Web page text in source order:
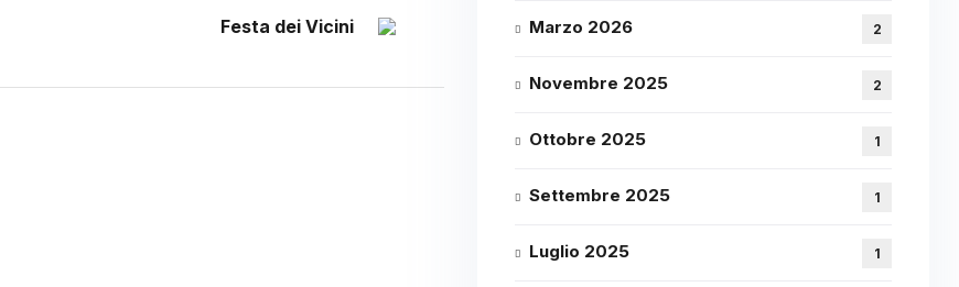
Festa dei Vicini Marzo 2026 2
Novembre 2025 2
Ottobre 2025 1
Settembre 2025 1
Luglio 2025 1